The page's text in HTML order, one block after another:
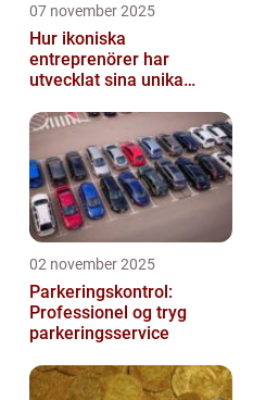
07 november 2025
Hur ikoniska
entreprenörer har
utvecklat sina unika
02 november 2025
Parkeringskontrol:
Professionel og tryg
parkeringsservice